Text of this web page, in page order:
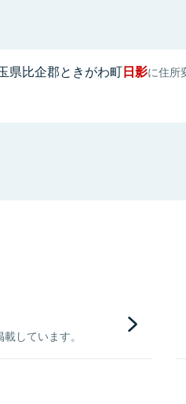
県比企郡ときがわ町日影に住所
しています。